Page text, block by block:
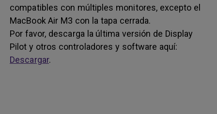
compatibles con múltiples monitores, excepto el
MacBook Air M3 con la tapa cerrada.
Por favor, descarga la última versión de Display
Pilot y otros controladores y software aquí:
Descargar.